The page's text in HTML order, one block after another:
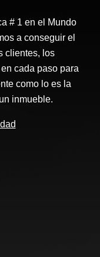
# 1 en el Mundo
a conseguir el
clientes, los
cada paso para
como lo es la
inmueble.